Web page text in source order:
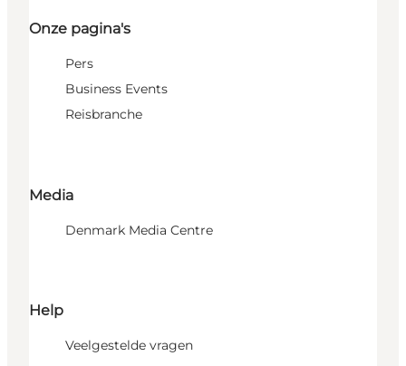
Onze pagina's
Pers
Business Events
Reisbranche
Media
Denmark Media Centre
Help
Veelgestelde vragen